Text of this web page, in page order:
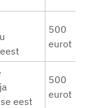
500
eurot
eest
500
eurot